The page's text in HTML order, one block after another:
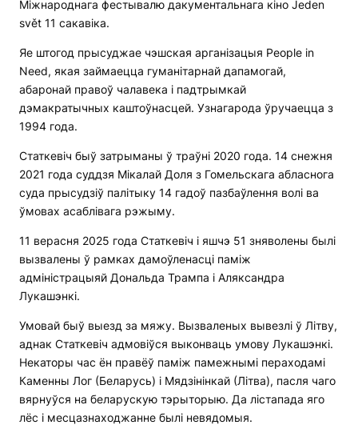
Міжнароднага фестывалю дакументальнага кіно Jeden
svět 11 сакавіка.
Яе штогод прысуджае чэшская арганізацыя People in
Need, якая займаецца гуманітарнай дапамогай,
абаронай правоў чалавека і падтрымкай
дэмакратычных каштоўнасцей. Узнагарода ўручаецца з
1994 года.
Статкевіч быў затрыманы ў траўні 2020 года. 14 снежня
2021 года суддзя Мікалай Доля з Гомельскага абласнога
суда прысудзіў палітыку 14 гадоў пазбаўлення волі ва
ўмовах асаблівага рэжыму.
11 верасня 2025 года Статкевіч і яшчэ 51 зняволены былі
вызвалены ў рамках дамоўленасці паміж
адміністрацыяй Дональда Трампа і Аляксандра
Лукашэнкі.
Умовай быў выезд за мяжу. Вызваленых вывезлі ў Літву,
аднак Статкевіч адмовіўся выконваць умову Лукашэнкі.
Некаторы час ён правёў паміж памежнымі пераходамі
Каменны Лог (Беларусь) і Мядзінінкай (Літва), пасля чаго
вярнуўся на беларускую тэрыторыю. Да лістапада яго
лёс і месцазнаходжанне былі невядомыя.